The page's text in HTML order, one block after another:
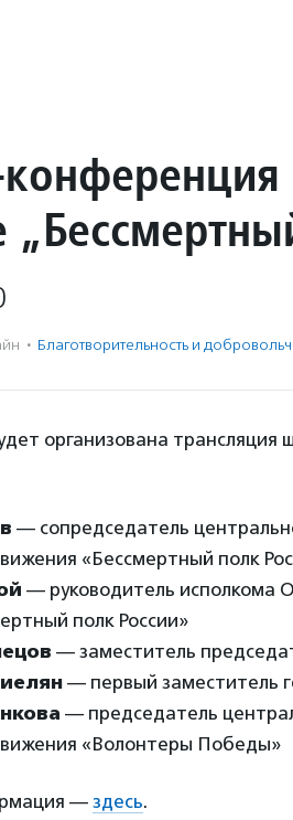
· Благотвори­тель­ность и
организована трансляция
— сопредседатель
«Бессмертный полк
— руководитель исполкома
полк России»
— заместитель
— первый заместитель
— председатель
«Волонтеры Победы»
— здесь.